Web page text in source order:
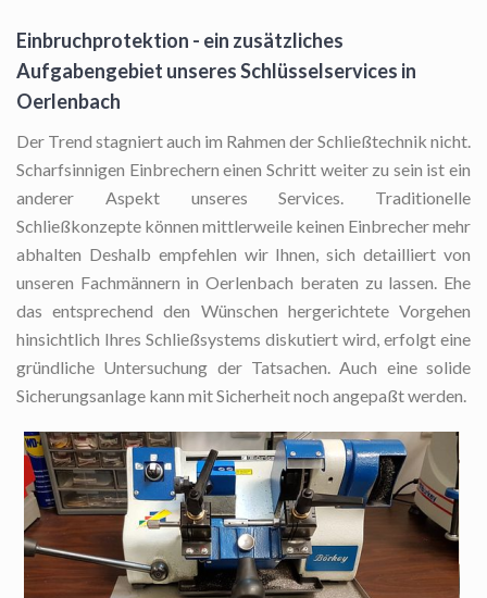
Einbruchprotektion - ein zusätzliches
Aufgabengebiet unseres Schlüsselservices in
Oerlenbach
Der Trend stagniert auch im Rahmen der Schließtechnik nicht.
Scharfsinnigen Einbrechern einen Schritt weiter zu sein ist ein
anderer Aspekt unseres Services. Traditionelle
Schließkonzepte können mittlerweile keinen Einbrecher mehr
abhalten Deshalb empfehlen wir Ihnen, sich detailliert von
unseren Fachmännern in Oerlenbach beraten zu lassen. Ehe
das entsprechend den Wünschen hergerichtete Vorgehen
hinsichtlich Ihres Schließsystems diskutiert wird, erfolgt eine
gründliche Untersuchung der Tatsachen. Auch eine solide
Sicherungsanlage kann mit Sicherheit noch angepaßt werden.